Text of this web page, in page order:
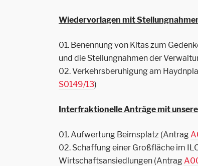
Wiedervorlagen mit
01. Benennung von Kitas zum
und die Stellungnahmen der
02. Verkehrsberuhigung am
S0149/13)
Interfraktionelle Anträge mit
01. Aufwertung Beimsplatz (Antrag
02. Schaffung einer Großfläche im
Wirtschaftsansiedlungen (Antrag